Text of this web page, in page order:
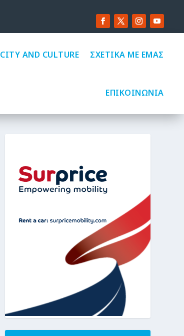
CITY AND CULTURE ΣΧΕΤΙΚΑ ΜΕ ΕΜΑΣ
ΕΠΙΚΟΙΝΩΝΙΑ